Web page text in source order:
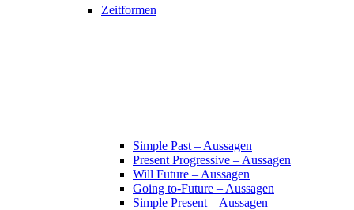
Zeitformen
Simple Past – Aussagen
Present Progressive – Aussagen
Will Future – Aussagen
Going to-Future – Aussagen
Simple Present – Aussagen